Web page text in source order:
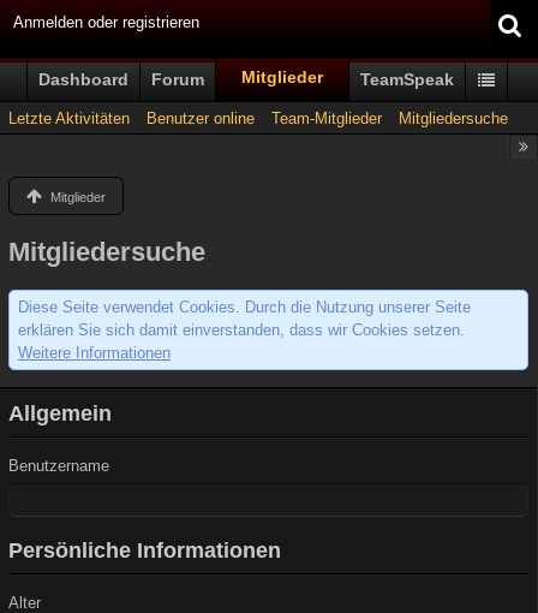
Anmelden oder registrieren
Dashboard Forum Mitglieder TeamSpeak
Letzte Aktivitäten Benutzer online Team-Mitglieder Mitgliedersuche
Mitglieder
Mitgliedersuche
Diese Seite verwendet Cookies. Durch die Nutzung unserer Seite
erklären Sie sich damit einverstanden, dass wir Cookies setzen.
Weitere Informationen
Allgemein
Benutzername
Persönliche Informationen
Alter